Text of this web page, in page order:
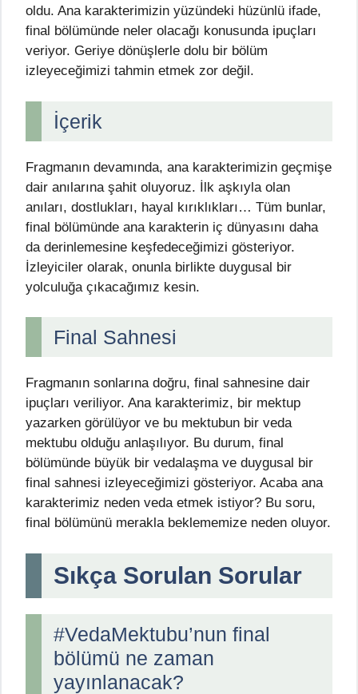
oldu. Ana karakterimizin yüzündeki hüzünlü ifade,
final bölümünde neler olacağı konusunda ipuçları
veriyor. Geriye dönüşlerle dolu bir bölüm
izleyeceğimizi tahmin etmek zor değil.
İçerik
Fragmanın devamında, ana karakterimizin geçmişe
dair anılarına şahit oluyoruz. İlk aşkıyla olan
anıları, dostlukları, hayal kırıklıkları… Tüm bunlar,
final bölümünde ana karakterin iç dünyasını daha
da derinlemesine keşfedeceğimizi gösteriyor.
İzleyiciler olarak, onunla birlikte duygusal bir
yolculuğa çıkacağımız kesin.
Final Sahnesi
Fragmanın sonlarına doğru, final sahnesine dair
ipuçları veriliyor. Ana karakterimiz, bir mektup
yazarken görülüyor ve bu mektubun bir veda
mektubu olduğu anlaşılıyor. Bu durum, final
bölümünde büyük bir vedalaşma ve duygusal bir
final sahnesi izleyeceğimizi gösteriyor. Acaba ana
karakterimiz neden veda etmek istiyor? Bu soru,
final bölümünü merakla beklememize neden oluyor.
Sıkça Sorulan Sorular
#VedaMektubu’nun final
bölümü ne zaman
yayınlanacak?